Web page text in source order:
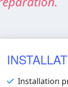
Installation